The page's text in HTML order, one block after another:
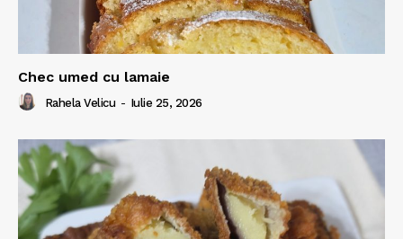
Chec umed cu lamaie
Rahela Velicu - Iulie 25, 2026